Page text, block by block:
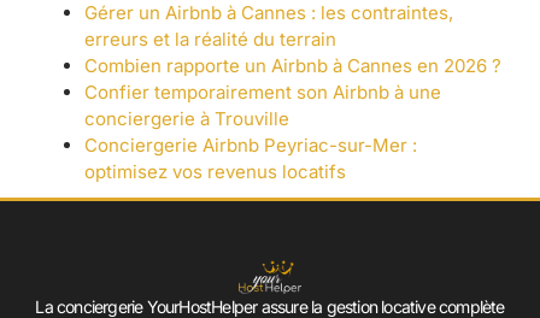
Gérer un Airbnb à Cannes : les contraintes,
erreurs et la réalité du terrain
Combien rapporte un Airbnb à Cannes en 2026 ?
Confier temporairement son Airbnb à une
conciergerie à Trouville
Conciergerie Airbnb Peyriac-sur-Mer :
optimisez vos revenus locatifs
La conciergerie YourHostHelper assure la gestion locative complète